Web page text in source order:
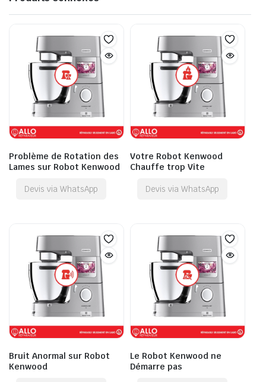
Problème de Rotation des
Lames sur Robot Kenwood
Devis via WhatsApp
Votre Robot Kenwood
Chauffe trop Vite
Devis via WhatsApp
Bruit Anormal sur Robot
Kenwood
Le Robot Kenwood ne
Démarre pas